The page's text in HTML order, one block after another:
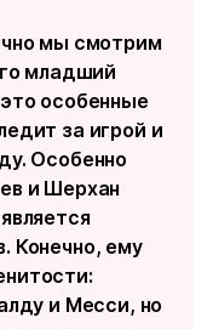
мы смотрим
младший
особенные
за игрой и
Особенно
и Шерхан
Конечно, ему
и Месси, но